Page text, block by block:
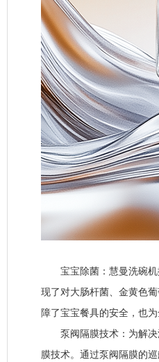
宝宝除菌：慧曼洗碗机
现了对大肠杆菌、金黄色
障了宝宝餐具的安全，也
泵阀隔膜技术：为解决
膜技术。通过泵阀隔膜的